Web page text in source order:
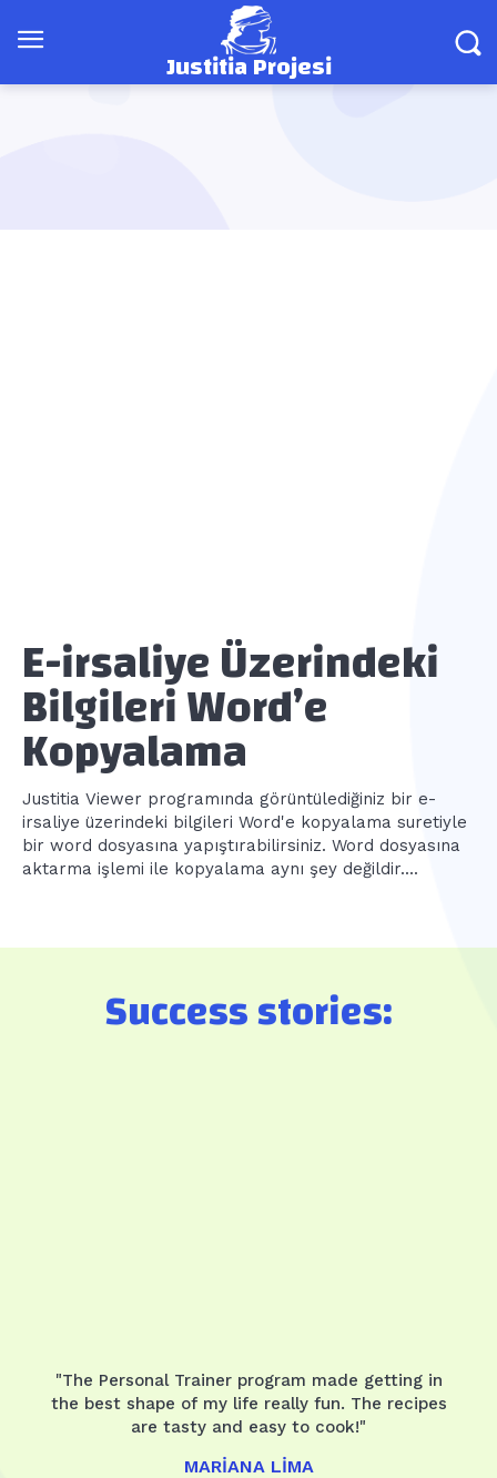
Justitia Projesi
E-irsaliye Üzerindeki
Bilgileri Word’e
Kopyalama
Justitia Viewer programında görüntülediğiniz bir e-
irsaliye üzerindeki bilgileri Word'e kopyalama suretiyle
bir word dosyasına yapıştırabilirsiniz. Word dosyasına
aktarma işlemi ile kopyalama aynı şey değildir....
Success stories:
"The Personal Trainer program made getting in
the best shape of my life really fun. The recipes
are tasty and easy to cook!"
MARIANA LIMA